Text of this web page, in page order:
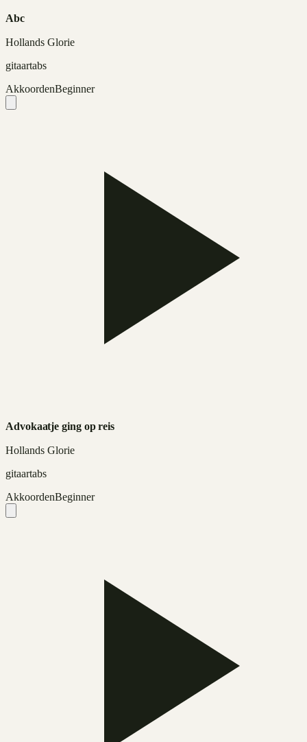
Abc
Hollands Glorie
gitaartabs
AkkoordenBeginner
Advokaatje ging op reis
Hollands Glorie
gitaartabs
AkkoordenBeginner